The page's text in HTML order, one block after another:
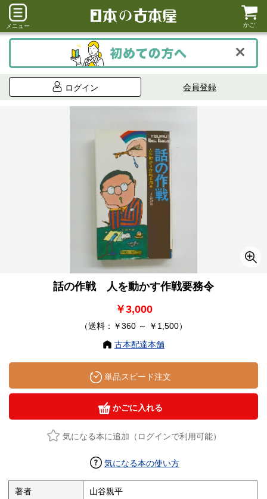
メニュー かご
ログイン 会員登録
話の作戦 人を動かす作戦要務令
￥3,000
（送料：￥360 ～ ￥1,500）
古本配達本舗
単品スピード注文
かごに入れる
気になる本に追加（ログインで利用可能）
気になる本の使い方
著者 山谷親平